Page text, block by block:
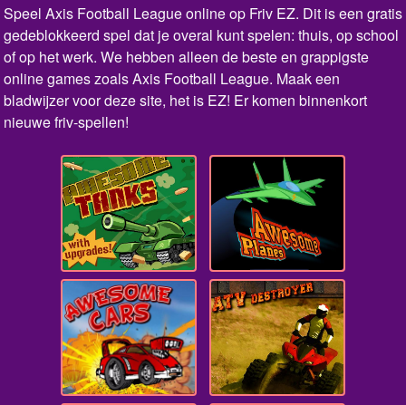
Speel Axis Football League online op Friv EZ. Dit is een gratis
gedeblokkeerd spel dat je overal kunt spelen: thuis, op school
of op het werk. We hebben alleen de beste en grappigste
online games zoals Axis Football League. Maak een
bladwijzer voor deze site, het is EZ! Er komen binnenkort
nieuwe friv-spellen!